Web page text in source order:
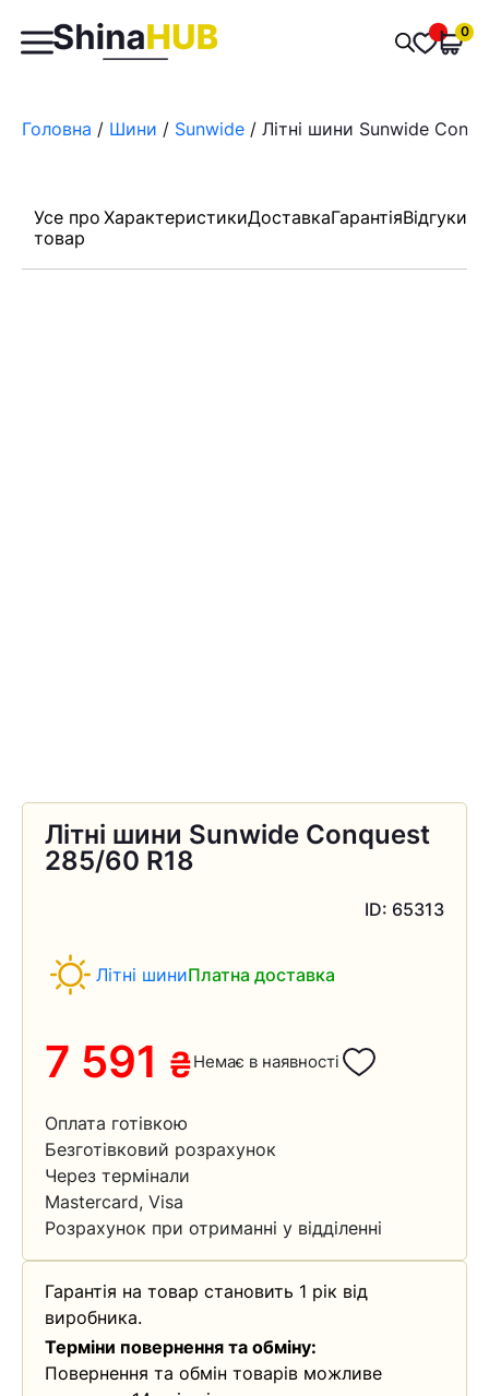
Пошук
товарів
0
Головна / Шини / Sunwide / Літні шини Sunwide
Усе про
товар
ХарактеристикиДоставкаГарантіяВідгуки
Літні шини Sunwide Conquest
285/60 R18
ID: 65313
Літні шиниПлатна доставка
7 591 ₴Немає в наявності
Оплата готівкою
Безготівковий розрахунок
Через термінали
Mastercard, Visa
Розрахунок при отриманні у відділенні
Гарантія на товар становить 1 рік від
виробника.
Терміни повернення та обміну:
Повернення та обмін товарів можливе